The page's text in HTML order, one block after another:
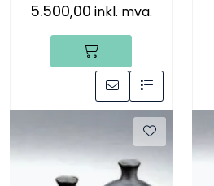
5.500,00 inkl. mva.